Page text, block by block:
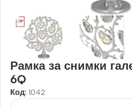
Рамка за снимки
6Q
Код: 1042